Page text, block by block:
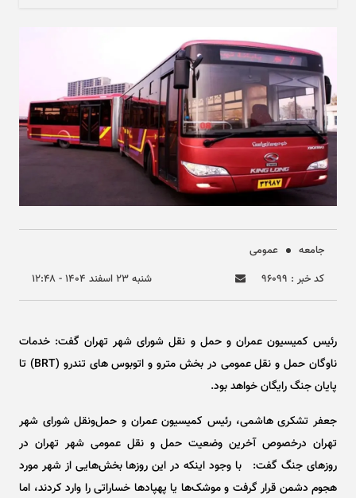
جامعه
عمومی
کد خبر : ۹۶۰۹۹
شنبه ۲۳ اسفند ۱۴۰۴ - ۱۲:۴۸
رئیس کمیسیون عمران و حمل و نقل شورای شهر تهران گفت: خدمات
ناوگان حمل و نقل عمومی در بخش مترو و اتوبوس های تندرو (BRT) تا
پایان جنگ رایگان خواهد بود.
جعفر تشکری هاشمی، رئیس کمیسیون عمران و حمل‌ونقل شورای شهر
تهران درخصوص آخرین وضعیت حمل و نقل عمومی شهر تهران در
روزهای جنگ گفت: با وجود اینکه در این روزها بخش‌هایی از شهر مورد
هجوم دشمن قرار گرفت و موشک‌ها یا پهپادها خساراتی را وارد کردند، اما